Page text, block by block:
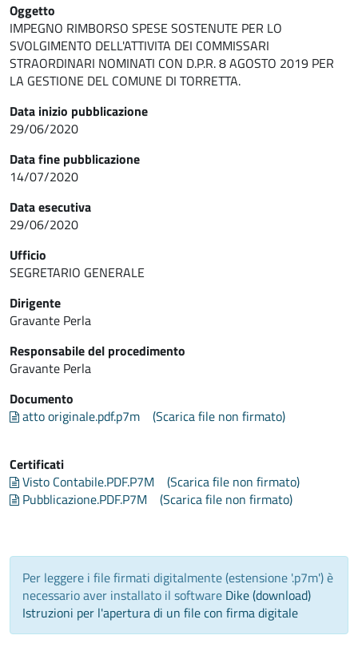
Oggetto
IMPEGNO RIMBORSO SPESE SOSTENUTE PER LO
SVOLGIMENTO DELL'ATTIVITA DEI COMMISSARI
STRAORDINARI NOMINATI CON D.P.R. 8 AGOSTO 2019 PER
LA GESTIONE DEL COMUNE DI TORRETTA.
Data inizio pubblicazione
29/06/2020
Data fine pubblicazione
14/07/2020
Data esecutiva
29/06/2020
Ufficio
SEGRETARIO GENERALE
Dirigente
Gravante Perla
Responsabile del procedimento
Gravante Perla
Documento
atto originale.pdf.p7m
(Scarica file non firmato)
Certificati
Visto Contabile.PDF.P7M
(Scarica file non firmato)
Pubblicazione.PDF.P7M
(Scarica file non firmato)
Per leggere i file firmati digitalmente (estensione '.p7m') è
necessario aver installato il software Dike (download)
Istruzioni per l'apertura di un file con firma digitale